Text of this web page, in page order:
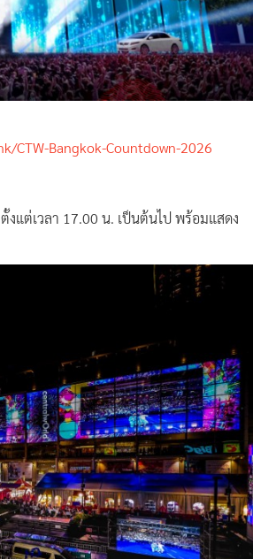
แต่เวลา 17.00 น. เป็นต้นไป พร้อมแสดง